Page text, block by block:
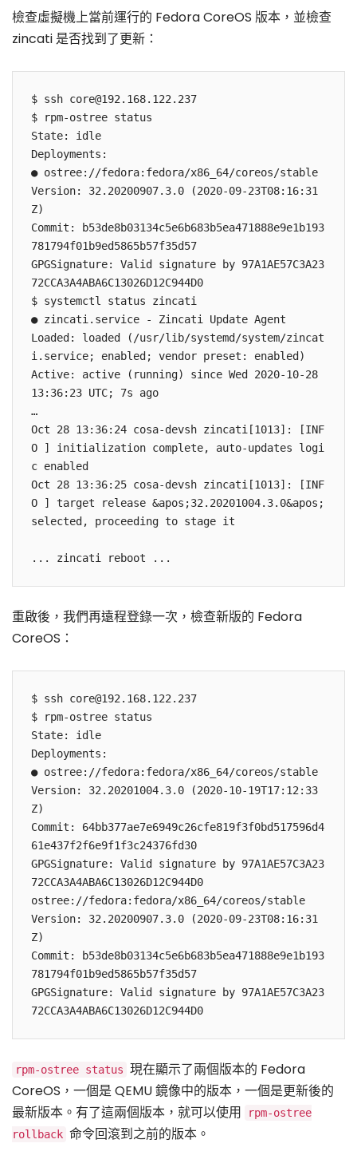
檢查虛擬機上當前運行的 Fedora CoreOS 版本，並檢查
zincati 是否找到了更新：
$ ssh core@192.168.122.237
$ rpm-ostree status
State: idle
Deployments:
● ostree://fedora:fedora/x86_64/coreos/stable
Version: 32.20200907.3.0 (2020-09-23T08:16:31
Z)
Commit: b53de8b03134c5e6b683b5ea471888e9e1b193
781794f01b9ed5865b57f35d57
GPGSignature: Valid signature by 97A1AE57C3A23
72CCA3A4ABA6C13026D12C944D0
$ systemctl status zincati
● zincati.service - Zincati Update Agent
Loaded: loaded (/usr/lib/systemd/system/zincat
i.service; enabled; vendor preset: enabled)
Active: active (running) since Wed 2020-10-28
13:36:23 UTC; 7s ago
…
Oct 28 13:36:24 cosa-devsh zincati[1013]: [INF
O ] initialization complete, auto-updates logi
c enabled
Oct 28 13:36:25 cosa-devsh zincati[1013]: [INF
O ] target release &apos;32.20201004.3.0&apos;
selected, proceeding to stage it
重啟後，我們再遠程登錄一次，檢查新版的 Fedora
CoreOS：
$ ssh core@192.168.122.237
$ rpm-ostree status
State: idle
Deployments:
● ostree://fedora:fedora/x86_64/coreos/stable
Version: 32.20201004.3.0 (2020-10-19T17:12:33
Z)
Commit: 64bb377ae7e6949c26cfe819f3f0bd517596d4
61e437f2f6e9f1f3c24376fd30
GPGSignature: Valid signature by 97A1AE57C3A23
72CCA3A4ABA6C13026D12C944D0
ostree://fedora:fedora/x86_64/coreos/stable
Version: 32.20200907.3.0 (2020-09-23T08:16:31
Z)
Commit: b53de8b03134c5e6b683b5ea471888e9e1b193
781794f01b9ed5865b57f35d57
GPGSignature: Valid signature by 97A1AE57C3A23
rpm-ostree status 現在顯示了兩個版本的 Fedora
CoreOS，一個是 QEMU 鏡像中的版本，一個是更新後的
最新版本。有了這兩個版本，就可以使用
rpm-ostree
rollback 命令回滾到之前的版本。